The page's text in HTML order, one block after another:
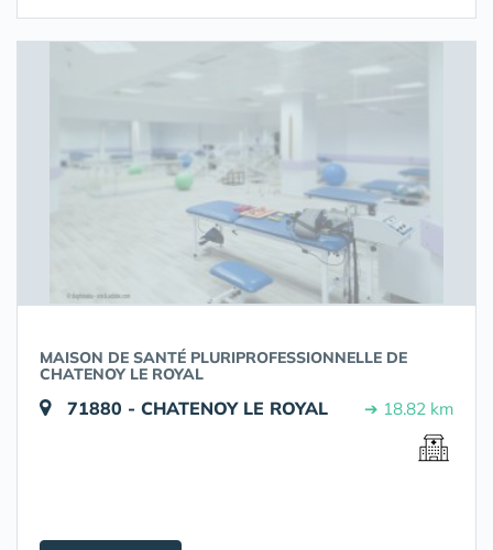
MAISON DE SANTÉ PLURIPROFESSIONNELLE DE
CHATENOY LE ROYAL
71880 - CHATENOY LE ROYAL ➔ 18.82 km